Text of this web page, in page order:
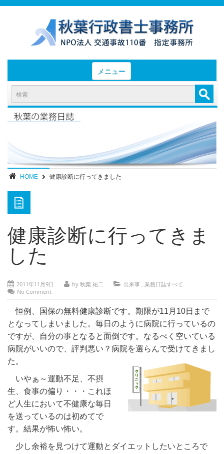
メニュー
HOME
お知らせと業務日誌
- 後遺障害等級認定実績（初回申請）
- 後遺障害等級認定実績（異議申立）
部位別症状
- 部位別解説 ～ 交通事故外傷の教科書
- 高次脳機能障害の皆様へ
保険の百科事典
事務所紹介
ご相談・お問い合わせ
HOME 健康診断に行ってきました
健康診断に行ってきま
した
2011年11月9日 by 秋葉 祐二 出来事 , 業務日誌すべて
No Comment
恒例、国保の無料健康診断です。期限が11月10日まで
となってしまいました。毎日のように病院に行っているの
ですが、自分の事となると面倒です。なるべく空いている
病院がいいので、評判悪い？病院を選らんで受けてきまし
た。
いやぁ～運動不足、不摂
生、食事の偏り・・・これほ
ど人生において不健康な毎日
を送っているのは初めてで
す。結果が怖い怖い。
少し余裕を見つけて運動とダイエットしたいところで